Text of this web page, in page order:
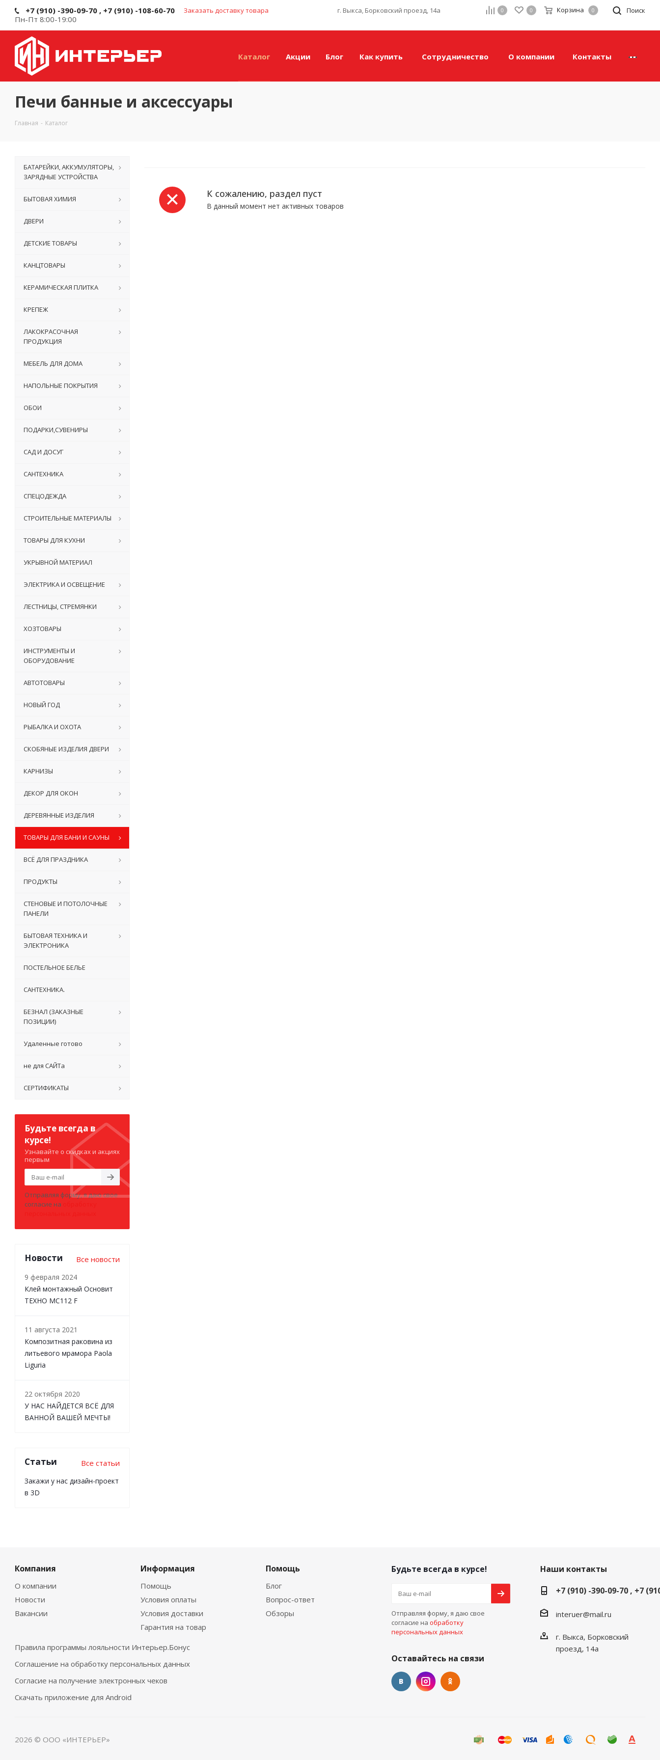
+7 (910) -390-09-70 , +7 (910) -108-60-70 Заказать доставку товара
Пн-Пт 8:00-19:00
г. Выкса, Борковский проезд, 14а Поиск
0 0 Корзина 0
Каталог Акции Блог Как купить Сотрудничество О компании Контакты
Печи банные и аксессуары
Главная - Каталог
К сожалению, раздел пуст
В данный момент нет активных товаров
БАТАРЕЙКИ, АККУМУЛЯТОРЫ,
ЗАРЯДНЫЕ УСТРОЙСТВА
БЫТОВАЯ ХИМИЯ
ДВЕРИ
ДЕТСКИЕ ТОВАРЫ
КАНЦТОВАРЫ
КЕРАМИЧЕСКАЯ ПЛИТКА
КРЕПЕЖ
ЛАКОКРАСОЧНАЯ
ПРОДУКЦИЯ
МЕБЕЛЬ ДЛЯ ДОМА
НАПОЛЬНЫЕ ПОКРЫТИЯ
ОБОИ
ПОДАРКИ,СУВЕНИРЫ
САД И ДОСУГ
САНТЕХНИКА
СПЕЦОДЕЖДА
СТРОИТЕЛЬНЫЕ МАТЕРИАЛЫ
ТОВАРЫ ДЛЯ КУХНИ
УКРЫВНОЙ МАТЕРИАЛ
ЭЛЕКТРИКА И ОСВЕЩЕНИЕ
ЛЕСТНИЦЫ, СТРЕМЯНКИ
ХОЗТОВАРЫ
ИНСТРУМЕНТЫ И
ОБОРУДОВАНИЕ
АВТОТОВАРЫ
НОВЫЙ ГОД
РЫБАЛКА И ОХОТА
СКОБЯНЫЕ ИЗДЕЛИЯ ДВЕРИ
КАРНИЗЫ
ДЕКОР ДЛЯ ОКОН
ДЕРЕВЯННЫЕ ИЗДЕЛИЯ
ТОВАРЫ ДЛЯ БАНИ И САУНЫ
ВСЁ ДЛЯ ПРАЗДНИКА
ПРОДУКТЫ
СТЕНОВЫЕ И ПОТОЛОЧНЫЕ
ПАНЕЛИ
БЫТОВАЯ ТЕХНИКА И
ЭЛЕКТРОНИКА
ПОСТЕЛЬНОЕ БЕЛЬЕ
САНТЕХНИКА.
БЕЗНАЛ (ЗАКАЗНЫЕ
ПОЗИЦИИ)
Удаленные готово
не для САЙТа
СЕРТИФИКАТЫ
Будьте всегда в
курсе!
Узнавайте о скидках и акциях
первым
Отправляя форму, я даю свое
согласие на
Новости Все новости
9 февраля 2024
Клей монтажный Основит
ТЕХНО MC112 F
11 августа 2021
Композитная раковина из
литьевого мрамора Paola
Liguria
22 октября 2020
У НАС НАЙДЕТСЯ ВСЁ ДЛЯ
ВАННОЙ ВАШЕЙ МЕЧТЫ!
Статьи Все статьи
Закажи у нас дизайн-проект
в 3D
Компания
О компании
Новости
Вакансии
Информация
Помощь
Условия оплаты
Условия доставки
Гарантия на товар
Помощь
Блог
Вопрос-ответ
Обзоры
Правила программы лояльности Интерьер.Бонус
Соглашение на обработку персональных данных
Согласие на получение электронных чеков
Скачать приложение для Android
Будьте всегда в курсе!
Отправляя форму, я даю свое
согласие на обработку
персональных данных
Оставайтесь на связи
Наши контакты
+7 (910) -390-09-70 , +7
interuer@mail.ru
г. Выкса, Борковский
проезд, 14а
2026 © ООО «ИНТЕРЬЕР»